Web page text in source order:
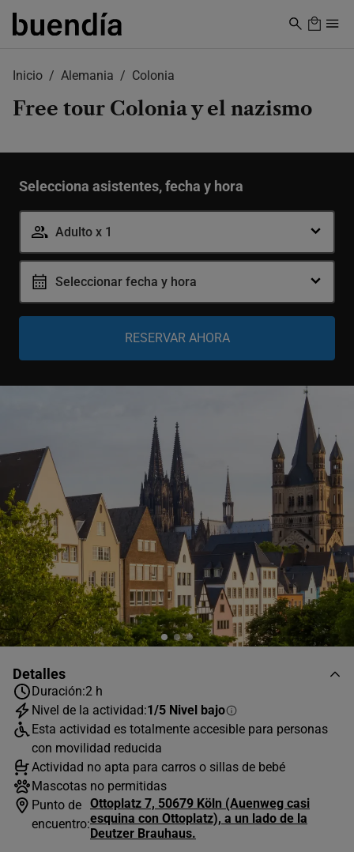
Skip
Inicio Alemania Colonia
Free tour Colonia y el nazismo
Selecciona asistentes, fecha y hora
Adulto x 1
Adulto
12-99 años - +
0-11 años +
Seleccionar fecha y hora
AGOSTO 2026
X J V S
Detalles
Duración:2 h
Nivel de la actividad:1/5 Nivel bajo
Esta actividad es totalmente accesible para personas
con movilidad reducida
Actividad no apta para carros o sillas de bebé
Mascotas no permitidas
Punto de
encuentro:
Ottoplatz 7, 50679 Köln (Auenweg casi
esquina con Ottoplatz), a un lado de la
Deutzer Brauhaus.